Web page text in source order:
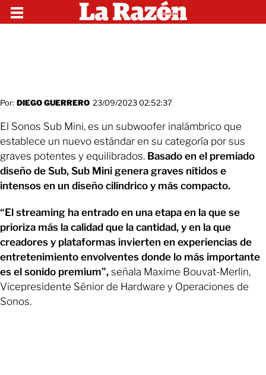
Por: DIEGO GUERRERO 23/09/2023 02:52:37
El Sonos Sub Mini, es un subwoofer inalámbrico que
establece un nuevo estándar en su categoría por sus
graves potentes y equilibrados. Basado en el premiado
diseño de Sub, Sub Mini genera graves nítidos e
intensos en un diseño cilíndrico y más compacto.
“El streaming ha entrado en una etapa en la que se
prioriza más la calidad que la cantidad, y en la que
creadores y plataformas invierten en experiencias de
entretenimiento envolventes donde lo más importante
es el sonido premium”, señala Maxime Bouvat-Merlin,
Vicepresidente Sénior de Hardware y Operaciones de
Sonos.